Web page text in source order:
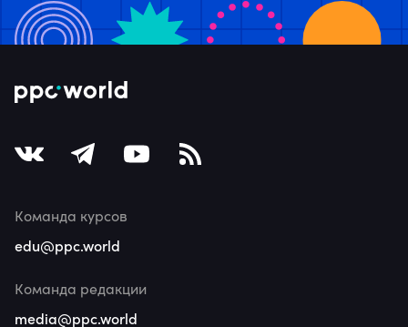
Команда курсов
edu@ppc.world
Команда редакции
media@ppc.world